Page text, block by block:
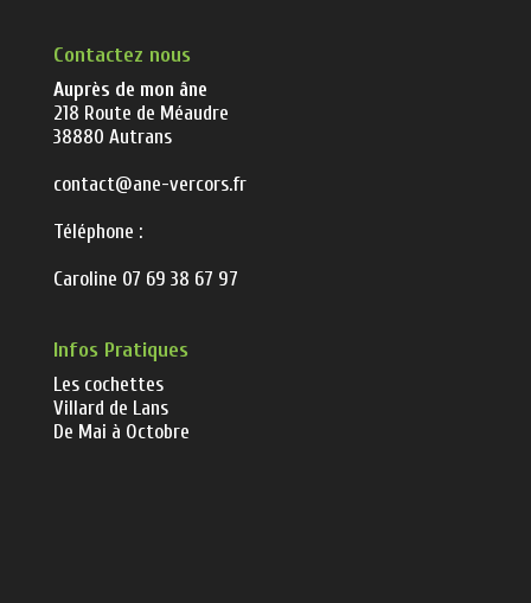
Contactez nous
Auprès de mon âne
218 Route de Méaudre
38880 Autrans
contact@ane-vercors.fr
Téléphone :
Caroline 07 69 38 67 97
Infos Pratiques
Les cochettes
Villard de Lans
De Mai à Octobre